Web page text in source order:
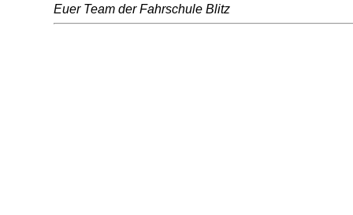
Euer Team der Fahrschule Blitz